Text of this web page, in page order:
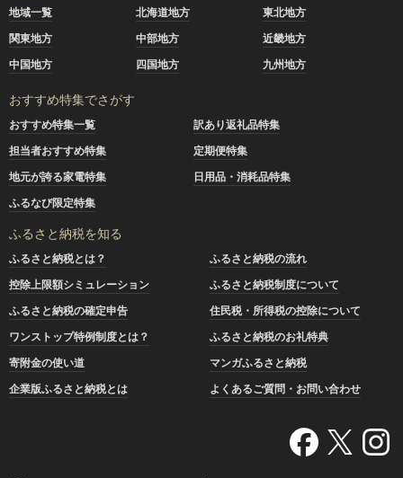
地域一覧 北海道地方
東北地方
関東地方
中部地方
近畿地方
中国地方
四国地方 九州地方
おすすめ特集でさがす
おすすめ特集一覧
訳あり返礼品特集
担当者おすすめ特集
定期便特集
地元が誇る家電特集
日用品・消耗品特集
ふるなび限定特集
ふるさと納税を知る
ふるさと納税とは？
ふるさと納税の流れ
控除上限額シミュレーション
ふるさと納税制度について
ふるさと納税の確定申告
住民税・所得税の控除について
ワンストップ特例制度とは？
ふるさと納税のお礼特典
寄附金の使い道
マンガふるさと納税
企業版ふるさと納税とは
よくあるご質問・お問い合わせ